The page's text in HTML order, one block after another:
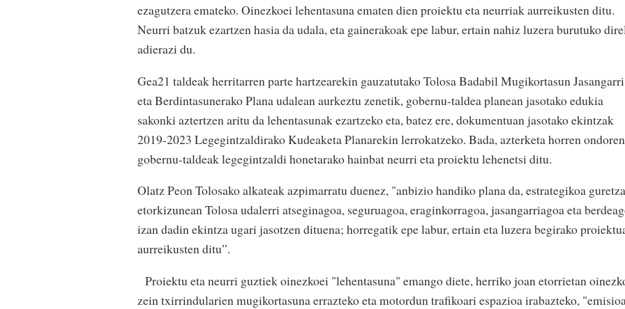
ezagutzera emateko. Oinezkoei lehentasuna ematen dien proiektu eta neurriak aurreikusten ditu.
Neurri batzuk ezartzen hasia da udala, eta gainerakoak epe labur, ertain nahiz luzera burutuko
adierazi du.
Gea21 taldeak herritarren parte hartzearekin gauzatutako Tolosa Badabil Mugikortasun Jasangarri
eta Berdintasunerako Plana udalean aurkeztu zenetik, gobernu-taldea planean jasotako edukia
sakonki aztertzen aritu da lehentasunak ezartzeko eta, batez ere, dokumentuan jasotako ekintzak
2019-2023 Legegintzaldirako Kudeaketa Planarekin lerrokatzeko. Bada, azterketa horren
gobernu-taldeak legegintzaldi honetarako hainbat neurri eta proiektu lehenetsi ditu.
Olatz Peon Tolosako alkateak azpimarratu duenez, "anbizio handiko plana da, estrategikoa
etorkizunean Tolosa udalerri atseginagoa, seguruagoa, eraginkorragoa, jasangarriagoa eta
izan dadin ekintza ugari jasotzen dituena; horregatik epe labur, ertain eta luzera begirako
aurreikusten ditu”.
Proiektu eta neurri guztiek oinezkoei "lehentasuna" emango diete, herriko joan etorrietan
zein txirrindularien mugikortasuna errazteko eta motordun trafikoari espazioa irabazteko,